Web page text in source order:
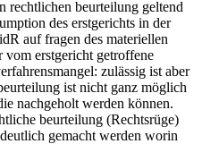
rechtlichen beurteilung geltend
des erstgerichts in der
auf fragen des materiellen
vom erstgericht getroffene
zulässig ist aber
ist nicht ganz möglich
nachgeholt werden können.
beurteilung (Rechtsrüge)
gemacht werden worin